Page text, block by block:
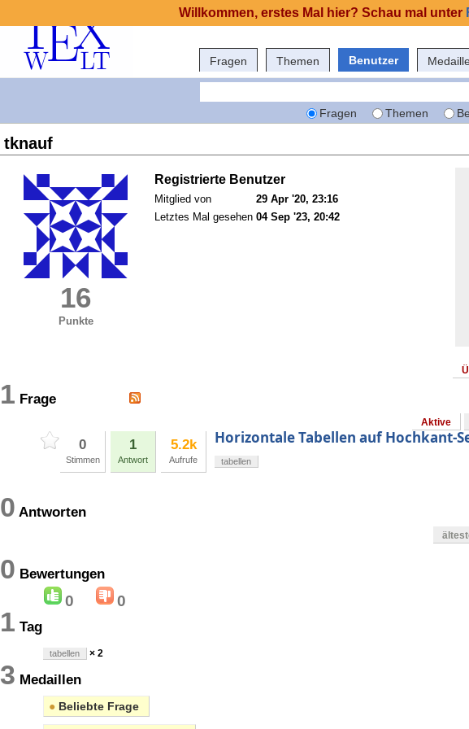
Fragen Themen Benutzer
Fragen Themen
tknauf
16
Punkte
Registrierte Benutzer
Mitglied von
29 Apr '20, 23:16
Letztes Mal gesehen 04 Sep '23, 20:42
1 Frage
Aktive
0
Stimmen
1
Antwort
5.2k
Aufrufe
Horizontale Tabellen auf Hochkant-
tabellen
0 Antworten
0 Bewertungen
0 0
1 Tag
tabellen × 2
3 Medaillen
● Beliebte Frage
Willkommen, erstes Mal hier? Schau mal unter